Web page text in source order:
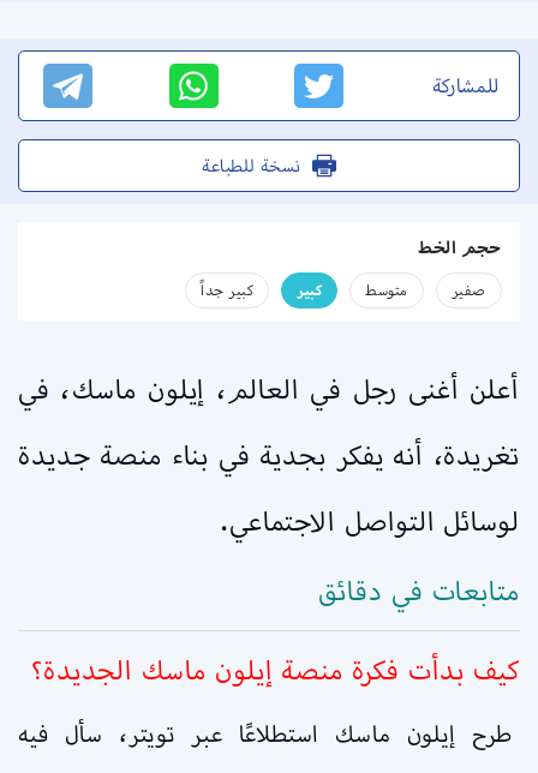
للمشاركة
نسخة للطباعة
حجم الخط
صفير متوسط كبير كبير جداً
أعلن أغنى رجل في العالم، إيلون ماسك، في
تغريدة، أنه يفكر بجدية في بناء منصة جديدة
لوسائل التواصل الاجتماعي.
متابعات في دقائق
كيف بدأت فكرة منصة إيلون ماسك الجديدة؟
طرح إيلون ماسك استطلاعًا عبر تويتر، سأل فيه